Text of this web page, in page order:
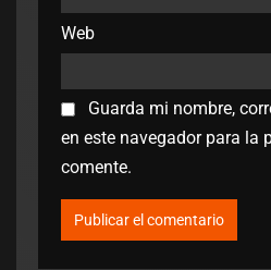
Web
Guarda mi nombre,
en este navegador para la
comente.